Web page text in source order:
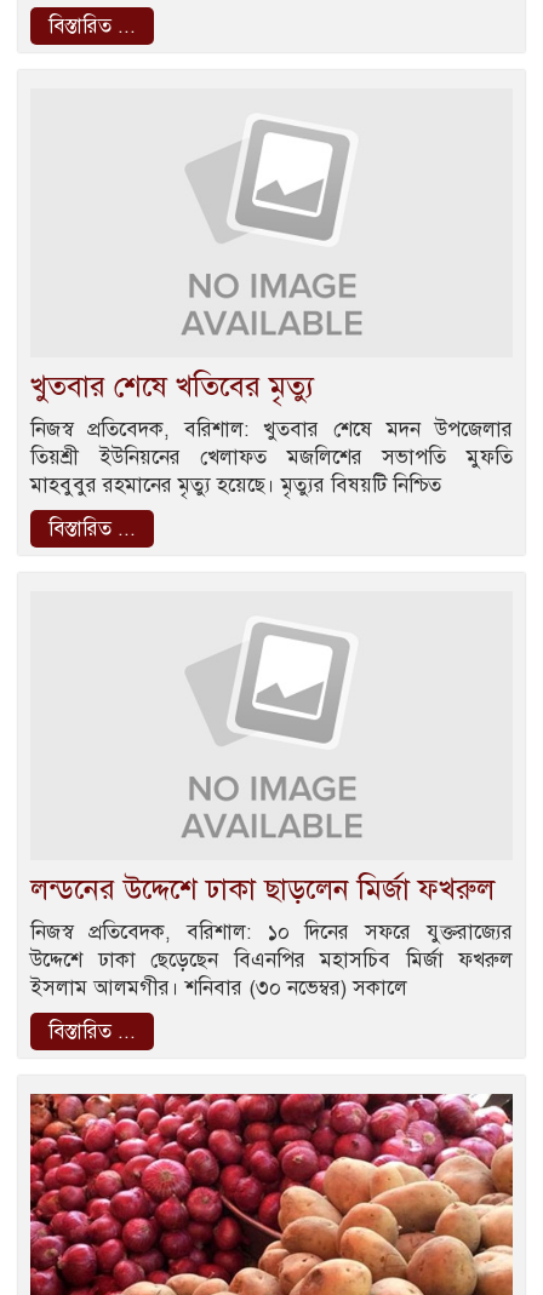
বিস্তারিত ...
খুতবার শেষে খতিবের মৃত্যু
নিজস্ব প্রতিবেদক, বরিশাল: খুতবার শেষে মদন উপজেলার
তিয়শ্রী ইউনিয়নের খেলাফত মজলিশের সভাপতি মুফতি
মাহবুবুর রহমানের মৃত্যু হয়েছে। মৃত্যুর বিষয়টি নিশ্চিত
বিস্তারিত ...
লন্ডনের উদ্দেশে ঢাকা ছাড়লেন মির্জা ফখরুল
নিজস্ব প্রতিবেদক, বরিশাল: ১০ দিনের সফরে যুক্তরাজ্যের
উদ্দেশে ঢাকা ছেড়েছেন বিএনপির মহাসচিব মির্জা ফখরুল
ইসলাম আলমগীর। শনিবার (৩০ নভেম্বর) সকালে
বিস্তারিত ...